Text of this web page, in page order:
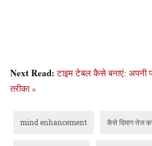
Next Read:टाइम टेबल कैसे बनाएं: अपनी
तरीका »
mind enhancement कैसे दिमाग तेज